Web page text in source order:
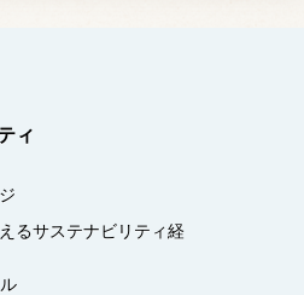
ィ
るサステナビリティ経